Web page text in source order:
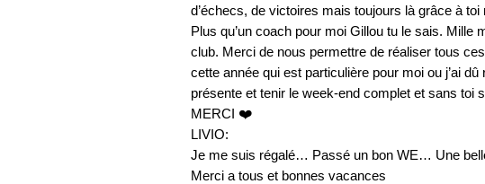
d’échecs, de victoires mais toujours là grâce à
Plus qu’un coach pour moi Gillou tu le sais.
club. Merci de nous permettre de réaliser tous
cette année qui est particulière pour moi ou j’ai
présente et tenir le week-end complet et sans toi
MERCI ❤️
LIVIO:
Je me suis régalé… Passé un bon WE… Une
Merci a tous et bonnes vacances